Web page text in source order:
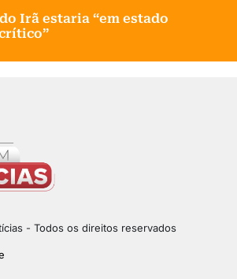
Irã estaria “em estado
- Todos os direitos reservados